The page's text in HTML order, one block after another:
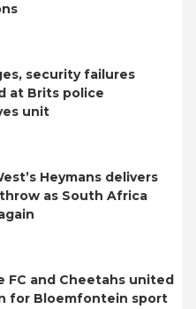
security failures
at Brits police
unit
Heymans delivers
as South Africa
FC and Cheetahs united
for Bloemfontein sport